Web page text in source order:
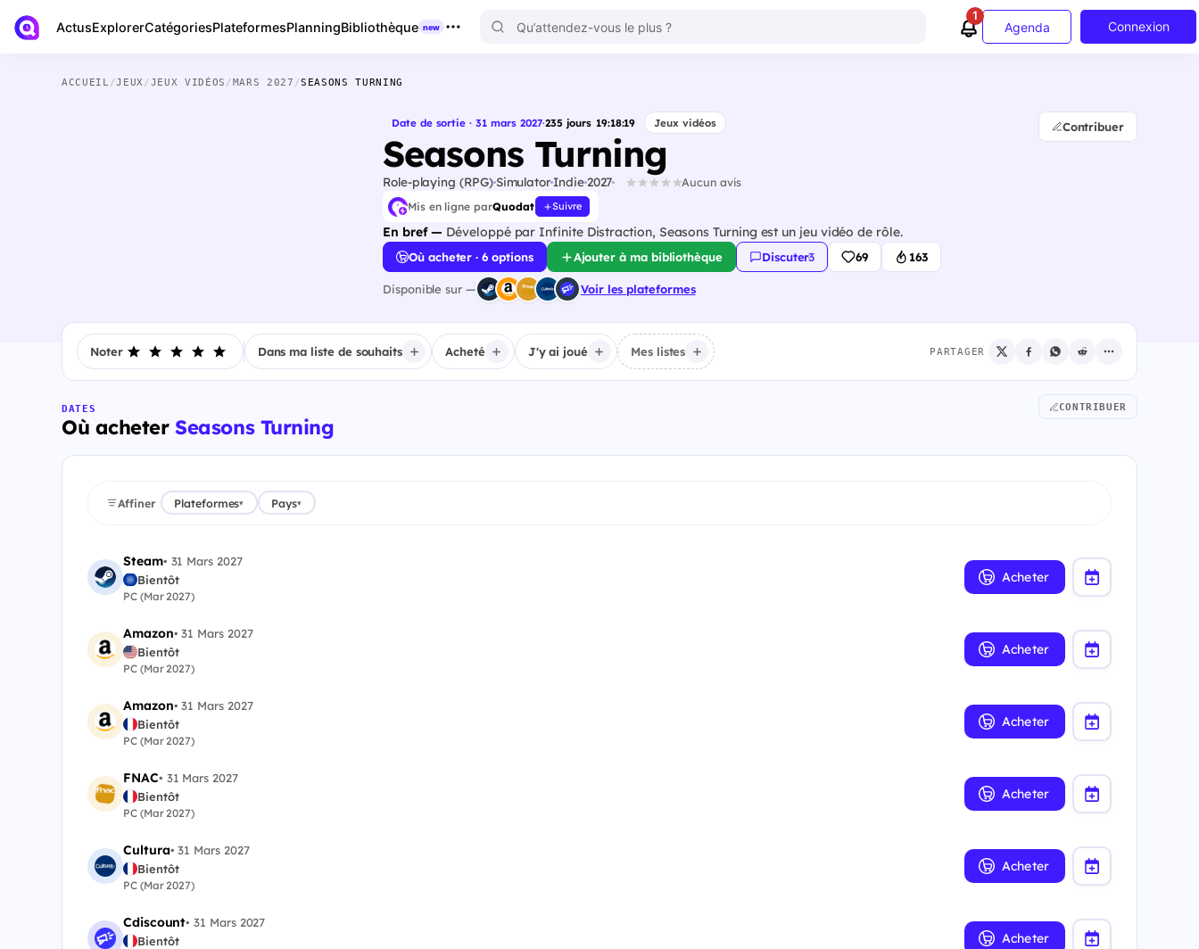
ActusExplorerCatégoriesPlateformesPlanningBibliothèque new
1
Agenda Connexion
ACCUEIL /JEUX/JEUX VIDÉOS /MARS 2027 /SEASONS TURNING
Date de sortie · 31 mars 2027·235 jours 19:18:18 Jeux vidéos
Seasons Turning
Role-playing (RPG)Simulator Indie2027 Aucun avis
Mis en ligne parQuodat Suivre
En bref — Développé par Infinite Distraction, Seasons Turning est un jeu vidéo de rôle.
Contribuer
Où acheter · 6 options Ajouter à ma bibliothèque Discuter·3 69 163
Disponible sur — Voir les plateformes
Noter Dans ma liste de souhaits Acheté J'y ai joué Mes listes PARTAGER
DATES
Où acheterSeasons Turning
CONTRIBUER
Affiner Plateformes▾ Pays▾
Steam• 31 Mars 2027
Bientôt
PC (Mar 2027)
Acheter
Amazon•31 Mars 2027
Bientôt
PC (Mar 2027)
Acheter
Amazon•31 Mars 2027
Bientôt
PC (Mar 2027)
Acheter
FNAC• 31 Mars 2027
Bientôt
PC (Mar 2027)
Acheter
Cultura•31 Mars 2027
Bientôt
PC (Mar 2027)
Acheter
Cdiscount•31 Mars 2027
Bientôt
Acheter